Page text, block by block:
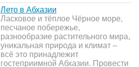
Лето в Абхазии
Ласковое и тёплое Чёрное море,
песчаное побережье,
разнообразие растительного мира,
уникальная природа и климат –
всё это принадлежит
гостеприимной Абхазии. Провести